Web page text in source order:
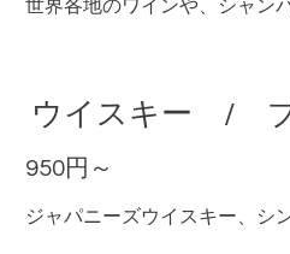
世界各地のワインや、シャン
ウイスキー /
950円～
ジャパニーズウイスキー、シ